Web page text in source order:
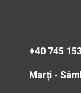
+40 745
Marți -